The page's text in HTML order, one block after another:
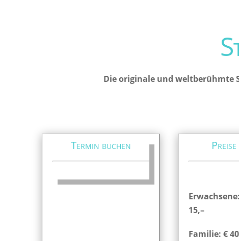
Die originale und weltberühmte
Termin buchen Preise
15,–
Familie: €